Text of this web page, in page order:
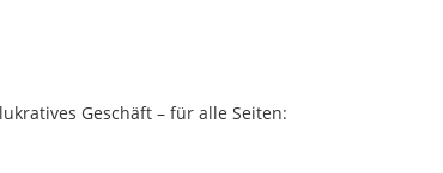
Geschäft – für alle Seiten: